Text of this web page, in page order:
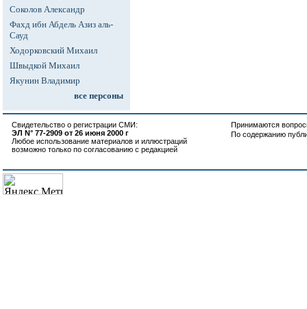
Соколов Александр
Фахд ибн Абдель Азиз аль-
Сауд
Ходорковский Михаил
Швыдкой Михаил
Якунин Владимир
все персоны
Свидетельство о регистрации СМИ:
ЭЛ N° 77-2909 от 26 июня 2000 г
Любое использование материалов и иллюстраций
возможно только по согласованию с редакцией
Принимаются
По содержанию